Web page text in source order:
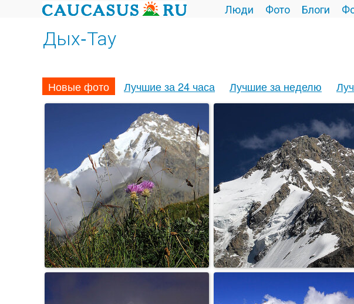
Люди Фото Блоги
Дых-Тау
Новые фото Лучшие за 24 часа Лучшие за неделю